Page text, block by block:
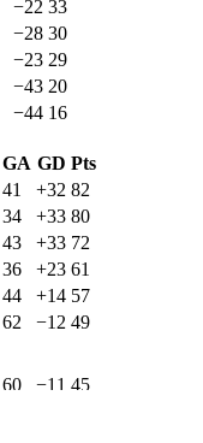
−22 33
−28 30
−23 29
−43 20
−44 16
GA GD Pts
41 +32 82
34 +33 80
43 +33 72
36 +23 61
44 +14 57
62 −12 49
60 −11 45